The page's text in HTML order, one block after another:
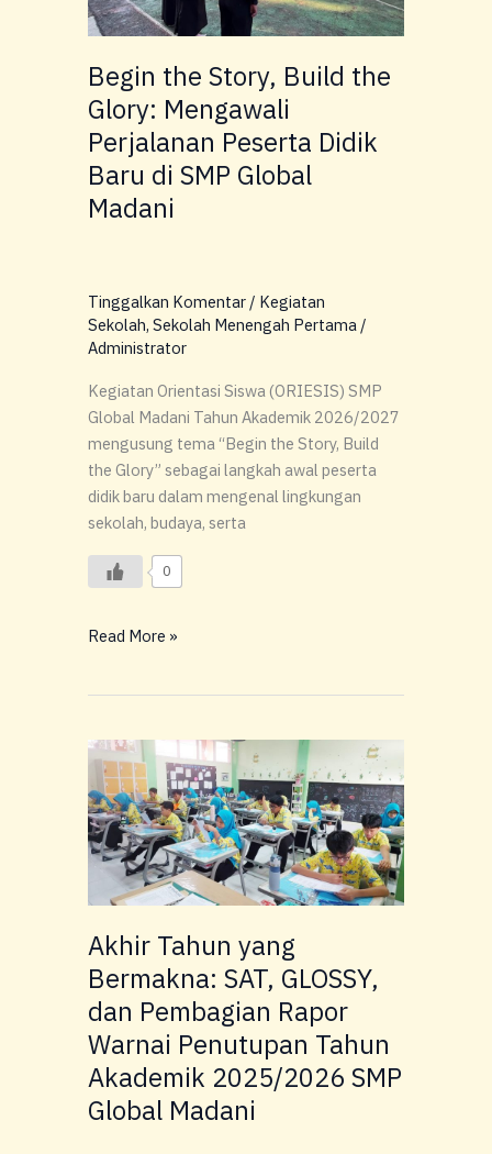
Begin the Story, Build the
Glory: Mengawali
Perjalanan Peserta Didik
Baru di SMP Global
Madani
Tinggalkan Komentar / Kegiatan
Sekolah, Sekolah Menengah Pertama /
Administrator
Kegiatan Orientasi Siswa (ORIESIS) SMP
Global Madani Tahun Akademik 2026/2027
mengusung tema “Begin the Story, Build
the Glory” sebagai langkah awal peserta
didik baru dalam mengenal lingkungan
sekolah, budaya, serta
0
Glory:
Mengawali
Perjalanan
Peserta
Didik
Baru
di
SMP
Read More »
Akhir Tahun yang
Bermakna: SAT, GLOSSY,
dan Pembagian Rapor
Warnai Penutupan Tahun
Akademik 2025/2026 SMP
Global Madani
Akhir
Tahun
yang
Bermakna:
SAT,
GLOSSY,
dan
Pembagian
Warnai
Penutupan
Tahun
Akademik
SMP